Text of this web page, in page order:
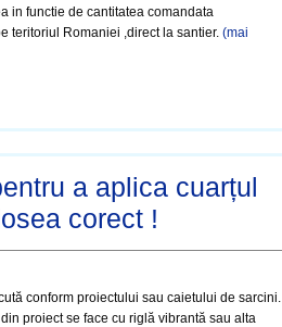
in functie de cantitatea comandata
teritoriul Romaniei ,direct la santier. (mai
a aplica cuarțul
corect !
conform proiectului sau caietului de sarcini.
proiect se face cu riglă vibrantă sau alta